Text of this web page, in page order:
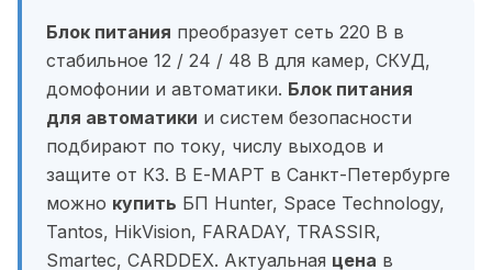
Блок питания преобразует сеть 220 В в
стабильное 12 / 24 / 48 В для камер, СКУД,
домофонии и автоматики. Блок питания
для автоматики и систем безопасности
подбирают по току, числу выходов и
защите от КЗ. В Е-МАРТ в Санкт-Петербурге
можно купить БП Hunter, Space Technology,
Tantos, HikVision, FARADAY, TRASSIR,
Smartec, CARDDEX. Актуальная цена в